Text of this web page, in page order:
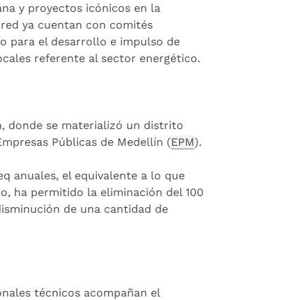
y proyectos icónicos en la
ya cuentan con comités
para el desarrollo e impulso de
referente al sector energético.
donde se materializó un distrito
Públicas de Medellín (EPM).
anuales, el equivalente a lo que
ha permitido la eliminación del 100
de una cantidad de
técnicos acompañan el